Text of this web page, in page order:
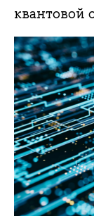
квантовой